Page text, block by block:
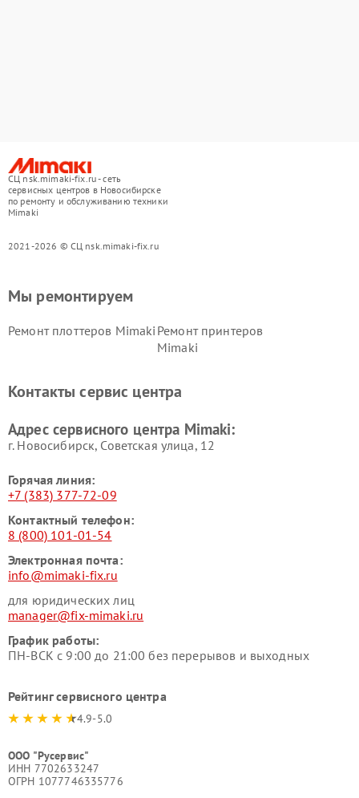
СЦ nsk.mimaki-fix.ru - сеть
сервисных центров в Новосибирске
по ремонту и обслуживанию техники
Mimaki
2021-2026 © СЦ nsk.mimaki-fix.ru
Мы ремонтируем
Ремонт плоттеров Mimaki Ремонт принтеров
Mimaki
Контакты сервис центра
Адрес сервисного центра Mimaki:
г. Новосибирск, Советская улица, 12
Горячая линия:
+7 (383) 377-72-09
Контактный телефон:
8 (800) 101-01-54
Электронная почта:
info@mimaki-fix.ru
для юридических лиц
manager@fix-mimaki.ru
График работы:
ПН-ВСК с 9:00 до 21:00 без перерывов и выходных
Рейтинг сервисного центра
4.9-5.0
ООО "Русервис"
ИНН 7702633247
ОГРН 1077746335776